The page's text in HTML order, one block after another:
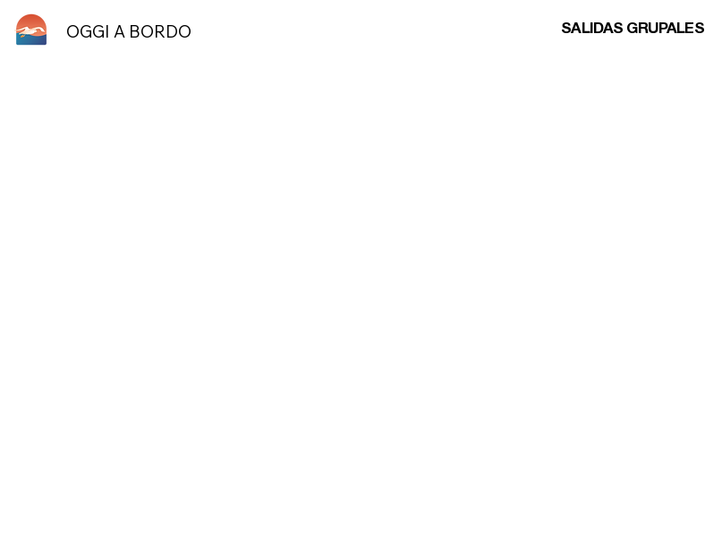
OGGI A BORDO SALIDAS GRUPALES